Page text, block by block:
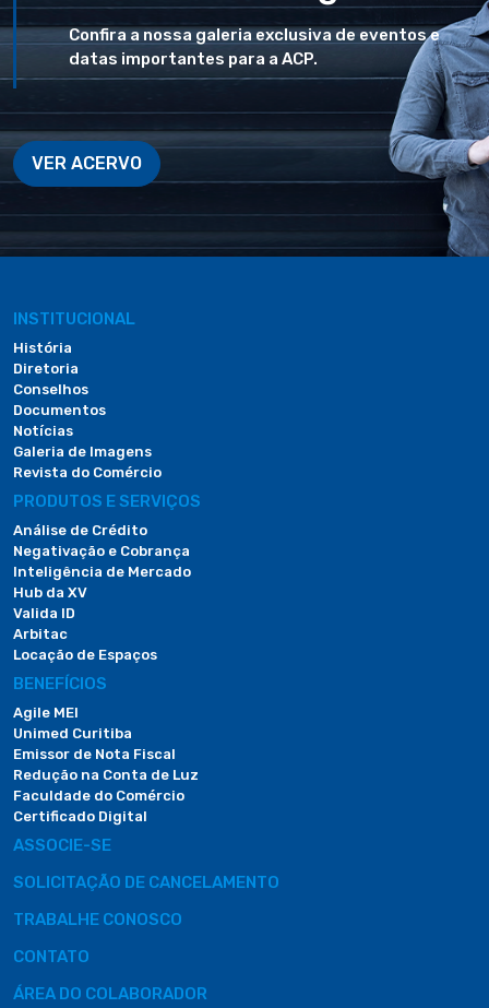
Confira a nossa galeria exclusiva de eventos e
datas importantes para a ACP.
VER ACERVO
INSTITUCIONAL
História
Diretoria
Conselhos
Documentos
Notícias
Galeria de Imagens
Revista do Comércio
PRODUTOS E SERVIÇOS
Análise de Crédito
Negativação e Cobrança
Inteligência de Mercado
Hub da XV
Valida ID
Arbitac
Locação de Espaços
BENEFÍCIOS
Agile MEI
Unimed Curitiba
Emissor de Nota Fiscal
Redução na Conta de Luz
Faculdade do Comércio
Certificado Digital
ASSOCIE-SE
SOLICITAÇÃO DE CANCELAMENTO
TRABALHE CONOSCO
CONTATO
ÁREA DO COLABORADOR